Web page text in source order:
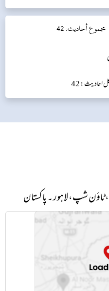
آپ نے فر...
مجموع أحاديث: 42
احادیث: 42
ٹاؤن شپ، لاہور ۔ پاکستان